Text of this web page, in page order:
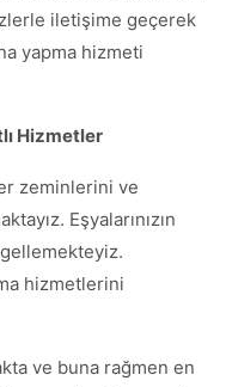
iletişime geçerek
yapma hizmeti
Hizmetler
zeminlerini ve
Eşyalarınızın
hizmetlerini
ve buna rağmen en